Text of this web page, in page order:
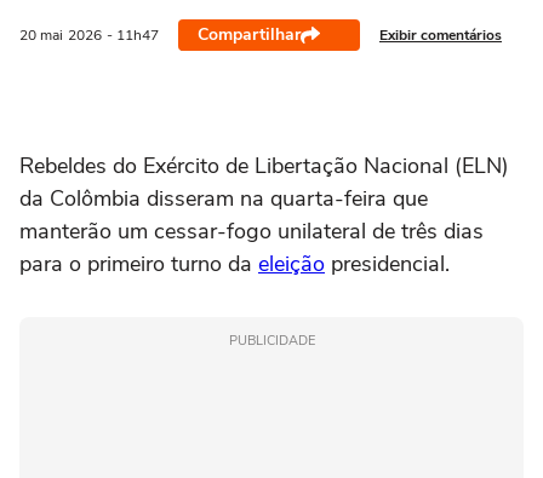
20 mai 2026 - 11h47 Compartilhar Exibir comentários
Rebeldes do ‌Exército de Libertação Nacional (ELN)
da Colômbia disseram na quarta-feira que
manterão um cessar-fogo unilateral de três dias
para o primeiro turno da eleição ⁠presidencial.
PUBLICIDADE